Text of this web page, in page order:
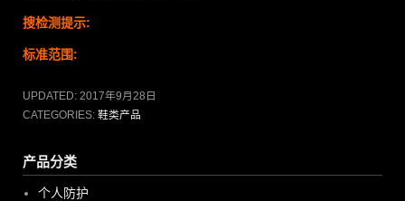
搜检测提示:
标准范围:
UPDATED: 2017年9月28日
CATEGORIES: 鞋类产品
产品分类
个人防护